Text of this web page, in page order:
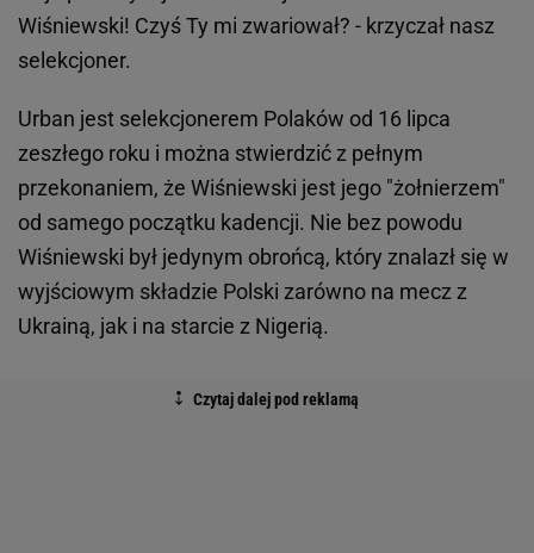
Wiśniewski! Czyś Ty mi zwariował? - krzyczał nasz
selekcjoner.
Urban jest selekcjonerem Polaków od 16 lipca
zeszłego roku i można stwierdzić z pełnym
przekonaniem, że Wiśniewski jest jego "żołnierzem"
od samego początku kadencji. Nie bez powodu
Wiśniewski był jedynym obrońcą, który znalazł się w
wyjściowym składzie Polski zarówno na mecz z
Ukrainą, jak i na starcie z Nigerią.